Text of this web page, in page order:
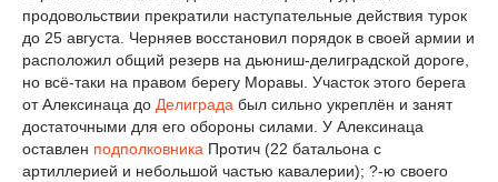
продовольствии прекратили наступательные действия турок
до 25 августа. Черняев восстановил порядок в своей армии и
расположил общий резерв на дьюниш-делиградской дороге,
но всё-таки на правом берегу Моравы. Участок этого берега
от Алексинаца до Делиграда был сильно укреплён и занят
достаточными для его обороны силами. У Алексинаца
оставлен подполковника Протич (22 батальона с
артиллерией и небольшой частью кавалерии); ?-ю своего